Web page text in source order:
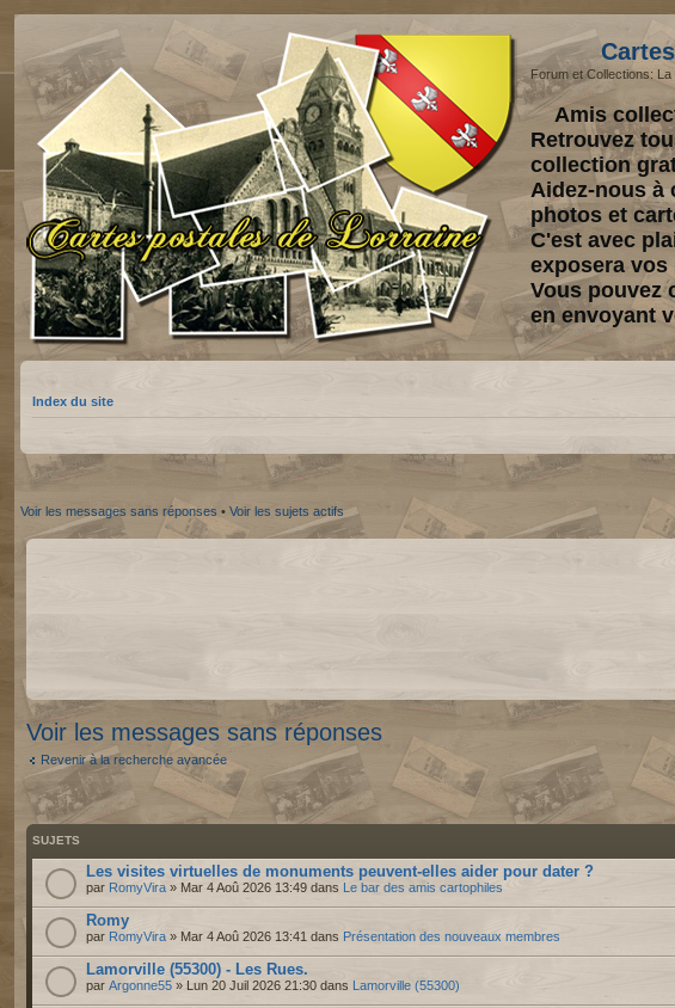
Forum et Collections:
Amis
Retrouvez
collection
Aidez-nous à
photos et
C'est avec
exposera vos
Vous pouvez
en envoyant
Index du site
Voir les messages sans réponses • Voir les sujets actifs
Voir les messages sans réponses
Revenir à la recherche avancée
SUJETS
Les visites virtuelles de monuments peuvent-elles aider pour dater ?
par RomyVira » Mar 4 Aoû 2026 13:49 dans Le bar des amis cartophiles
Romy
par RomyVira » Mar 4 Aoû 2026 13:41 dans Présentation des nouveaux membres
Lamorville (55300) - Les Rues.
par Argonne55 » Lun 20 Juil 2026 21:30 dans Lamorville (55300)